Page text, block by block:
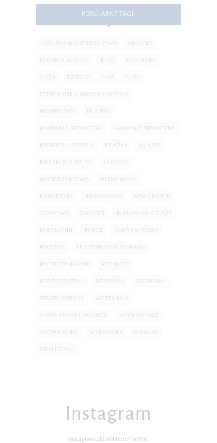
POPULARNE TAGI:
. KSIĄŻKA MACIERZYŃSTWO ANIELNO
BADANIA W CIĄŻY BLOG BLOG ROKU
CIĄŻA DZIECKO FILM FILMY
FOTOGRAFIE Z MACIERZYŃSTWA
INSPIRUJĄCE IN VITRO
KAMPANIA SPOŁECZNA KAMPANIE SPOŁECZNE
KARMIENIE PIERSIĄ KSIĄŻKA KSIĄŻKI
KSIĄŻKI DLA DZIECI LAKTACJA
MACIERZYŃSTWO MLEKO MAMY
NARODZINY NIEPŁODNOŚĆ NOWORODEK
OJCOSTWO OSOBISTE PLANOWANIE CIĄŻY
PORONIENIE PORÓD PORÓD W DOMU
POŁOŻNA PRZEDSIĘBIORCZA MAMA
RECENZJA KSIĄŻKI RECENZJE
RODZICIELSTWO ROZMOWA ROZMOWY
STRATA DZIECKA WCZEŚNIAK
WSPÓŁPRACA LANSINOH WYCHOWANIE
WYDARZENIA WYPRAWKA WYWIAD
ZNALEZISKA
Instagram
Instagram did not return a 200.